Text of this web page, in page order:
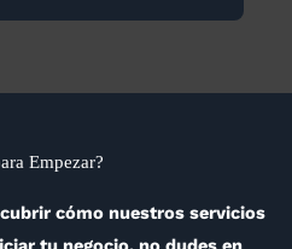
Empezar?
cómo nuestros servicios